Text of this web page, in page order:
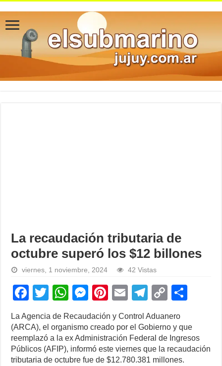
La recaudación tributaria de
octubre superó los $12 billones
viernes, 1 noviembre, 2024 42 Vistas
F
c
e
b
T
wi
tt
er
W
at
s
A
M
e
ss
e
n
Pi
nt
er
e
st
E
ail
T
el
e
gr
a
C
p
y
Li
ar
e
La Agencia de Recaudación y Control Aduanero
(ARCA), el organismo creado por el Gobierno y que
reemplazó a la ex Administración Federal de Ingresos
Públicos (AFIP), informó este viernes que la recaudación
tributaria de octubre fue de $12.780.381 millones.